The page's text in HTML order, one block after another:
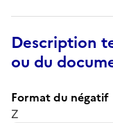
Description
ou du
Format du négatif
Z